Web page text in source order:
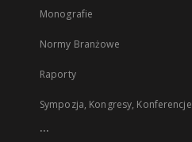
Monografie
Normy Branżowe
Raporty
Sympozja, Kongresy, Konferencje
...